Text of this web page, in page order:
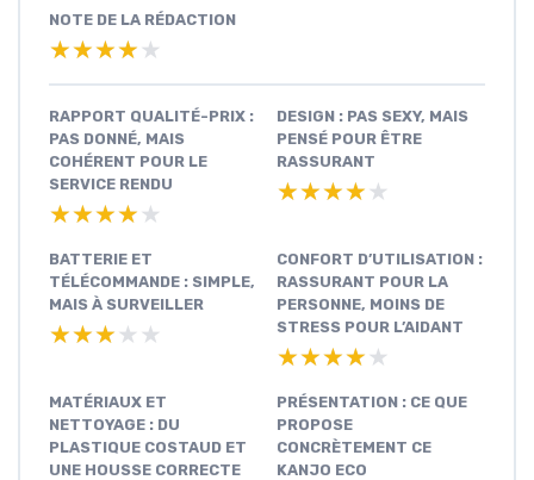
NOTE DE LA RÉDACTION
★★★★★
★★★★★
RAPPORT QUALITÉ-PRIX :
PAS DONNÉ, MAIS
COHÉRENT POUR LE
SERVICE RENDU
★★★★★
★★★★★
DESIGN : PAS SEXY, MAIS
PENSÉ POUR ÊTRE
RASSURANT
★★★★★
★★★★★
BATTERIE ET
TÉLÉCOMMANDE : SIMPLE,
MAIS À SURVEILLER
★★★★★
★★★★★
CONFORT D’UTILISATION :
RASSURANT POUR LA
PERSONNE, MOINS DE
STRESS POUR L’AIDANT
★★★★★
★★★★★
MATÉRIAUX ET
NETTOYAGE : DU
PLASTIQUE COSTAUD ET
UNE HOUSSE CORRECTE
PRÉSENTATION : CE QUE
PROPOSE
CONCRÈTEMENT CE
KANJO ECO